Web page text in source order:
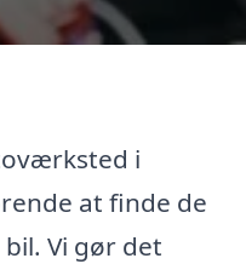
i
at finde de
Vi gør det